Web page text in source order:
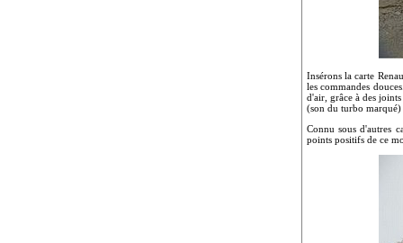
Insérons la carte
les commandes
d'air, grâce à des
(son du turbo
Connu sous d'autres
points positifs de ce